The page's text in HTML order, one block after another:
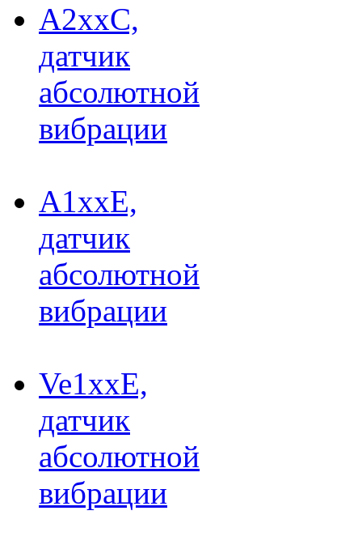
A2xxC,
датчик
абсолютной
вибрации
A1xxE,
датчик
абсолютной
вибрации
Ve1xxE,
датчик
абсолютной
вибрации